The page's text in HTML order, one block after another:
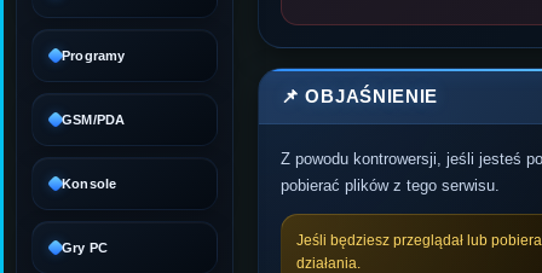
Programy
GSM/PDA
Konsole
Gry PC
📌 OBJAŚNIENIE
Z powodu kontrowersji, jeśli jesteś
pobierać plików z tego serwisu.
Jeśli będziesz przeglądał lub
działania.